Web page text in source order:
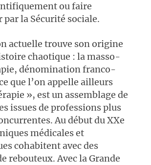
ou faire
la Sécurité sociale.
actuelle trouve son origine
chaotique : la masso-
, dénomination franco-
que l’on appelle ailleurs
», est un assemblage de
issues de professions plus
Au début du XXe
médicales et
cohabitent avec des
rebouteux. Avec la Grande